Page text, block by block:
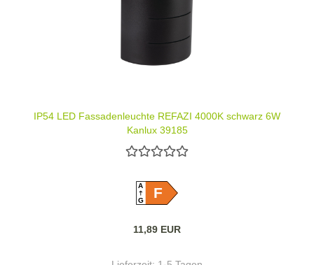
IP54 LED Fassadenleuchte REFAZI 4000K schwarz 6W
Kanlux 39185
A
GF
11,89 EUR